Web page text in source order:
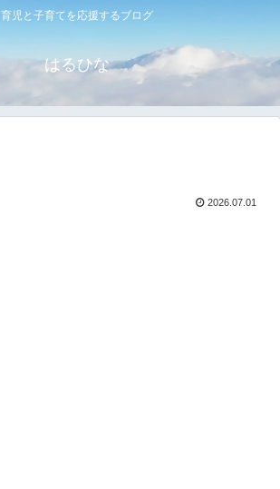
育児と子育てを応援するブログ
はるひな
2026.07.01